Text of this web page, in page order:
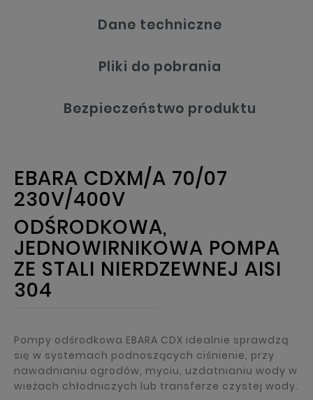
Dane techniczne
Pliki do pobrania
Bezpieczeństwo produktu
EBARA CDXM/A 70/07
230V/400V
ODŚRODKOWA,
JEDNOWIRNIKOWA POMPA
ZE STALI NIERDZEWNEJ AISI
304
Pompy odśrodkowa EBARA CDX idealnie sprawdzą
się w systemach podnoszących ciśnienie, przy
nawadnianiu ogrodów, myciu, uzdatnianiu wody w
wieżach chłodniczych lub transferze czystej wody.